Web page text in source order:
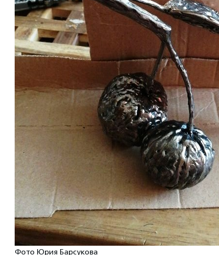
Фото Юрия Барсукова